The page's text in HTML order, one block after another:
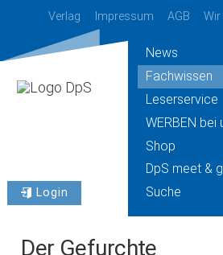
Verlag Impressum AGB
Login
News
Fachwissen
Leserservice
WERBEN bei
Shop
DpS meet &
Suche
Der Gefurchte